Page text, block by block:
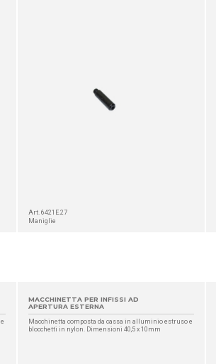
Art. 6421E.27
Maniglie
MACCHINETTA PER INFISSI AD
APERTURA ESTERNA
Macchinetta composta da cassa in alluminio estruso e
blocchetti in nylon. Dimensioni 40,5 x 10mm